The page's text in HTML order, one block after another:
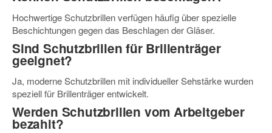
Hochwertige Schutzbrillen verfügen häufig über spezielle
Beschichtungen gegen das Beschlagen der Gläser.
Sind Schutzbrillen für Brillenträger
geeignet?
Ja, moderne Schutzbrillen mit individueller Sehstärke wurden
speziell für Brillenträger entwickelt.
Werden Schutzbrillen vom Arbeitgeber
bezahlt?